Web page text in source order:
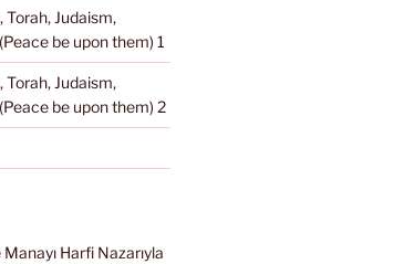
Torah, Judaism,
be upon them) 1
Torah, Judaism,
be upon them) 2
Harfi Nazarıyla